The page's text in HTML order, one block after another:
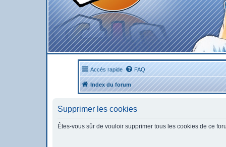
Accès rapide FAQ
Index du forum
Supprimer les cookies
Êtes-vous sûr de vouloir supprimer tous les cookies de ce